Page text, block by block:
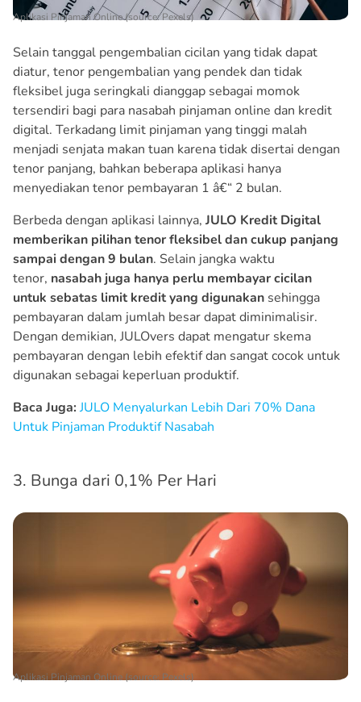
Aplikasi Pinjaman Online (source: Pexels)
Selain tanggal pengembalian cicilan yang tidak dapat
diatur, tenor pengembalian yang pendek dan tidak
fleksibel juga seringkali dianggap sebagai momok
tersendiri bagi para nasabah pinjaman online dan kredit
digital. Terkadang limit pinjaman yang tinggi malah
menjadi senjata makan tuan karena tidak disertai dengan
tenor panjang, bahkan beberapa aplikasi hanya
menyediakan tenor pembayaran 1 â€“ 2 bulan.
Berbeda dengan aplikasi lainnya, JULO Kredit Digital
memberikan pilihan tenor fleksibel dan cukup panjang
sampai dengan 9 bulan. Selain jangka waktu
tenor, nasabah juga hanya perlu membayar cicilan
untuk sebatas limit kredit yang digunakan sehingga
pembayaran dalam jumlah besar dapat diminimalisir.
Dengan demikian, JULOvers dapat mengatur skema
pembayaran dengan lebih efektif dan sangat cocok untuk
digunakan sebagai keperluan produktif.
Baca Juga:JULO Menyalurkan Lebih Dari 70% Dana
Untuk Pinjaman Produktif Nasabah
3. Bunga dari 0,1% Per Hari
Aplikasi Pinjaman Online (source: Pexels)